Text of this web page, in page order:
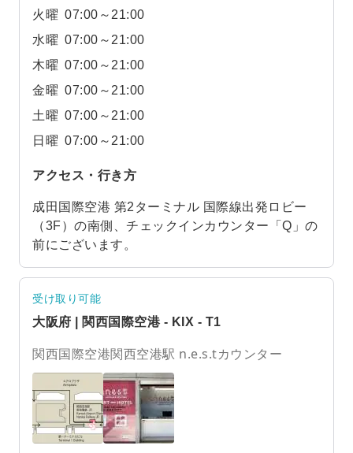
火曜 07:00～21:00
水曜 07:00～21:00
木曜 07:00～21:00
金曜 07:00～21:00
土曜 07:00～21:00
日曜 07:00～21:00
アクセス・行き方
成田国際空港 第2ターミナル 国際線出発ロビー
（3F）の南側、チェックインカウンター「Q」の
前にございます。
受け取り可能
大阪府 | 関西国際空港 - KIX - T1
関西国際空港関西空港駅 n.e.s.tカウンター